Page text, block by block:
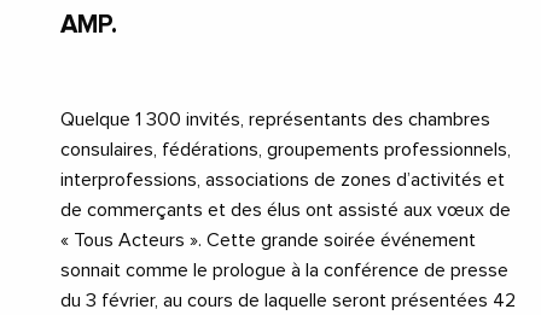
AMP.
Quelque 1 300 invités, représentants des chambres
consulaires, fédérations, groupements professionnels,
interprofessions, associations de zones d’activités et
de commerçants et des élus ont assisté aux vœux de
« Tous Acteurs ». Cette grande soirée événement
sonnait comme le prologue à la conférence de presse
du 3 février, au cours de laquelle seront présentées 42